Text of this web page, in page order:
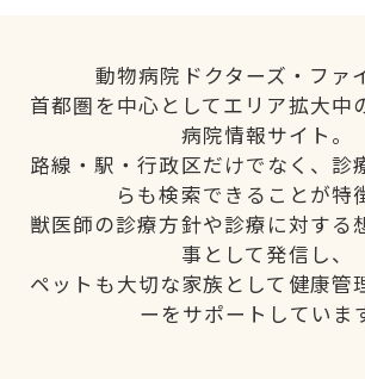
動物病院ドクターズ・ファ
首都圏を中心としてエリア拡大中
病院情報サイト。
路線・駅・行政区だけでなく、診
らも検索できることが特
獣医師の診療方針や診療に対する
事として発信し、
ペットも大切な家族として健康管
ーをサポートしていま